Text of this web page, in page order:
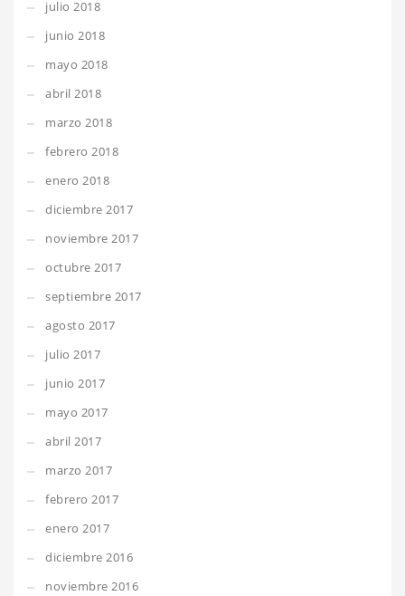
julio 2018
junio 2018
mayo 2018
abril 2018
marzo 2018
febrero 2018
enero 2018
diciembre 2017
noviembre 2017
octubre 2017
septiembre 2017
agosto 2017
julio 2017
junio 2017
mayo 2017
abril 2017
marzo 2017
febrero 2017
enero 2017
diciembre 2016
noviembre 2016